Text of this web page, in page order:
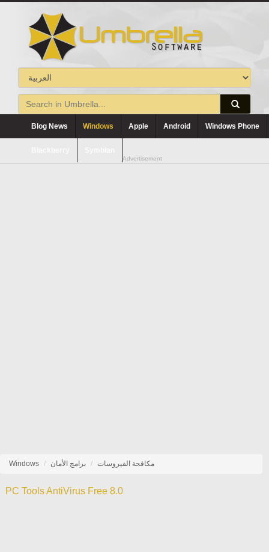
Blog News Windows Apple Android Windows Phone
Advertisement
Windows برامج الأمان مكافحة الفيروسات
PC Tools AntiVirus Free 8.0